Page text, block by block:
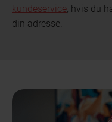
kundeservice, hvis du
din adresse.